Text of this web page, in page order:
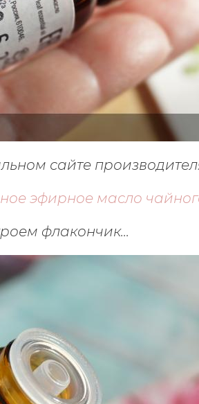
сайте
эфирное масло
флакончик...